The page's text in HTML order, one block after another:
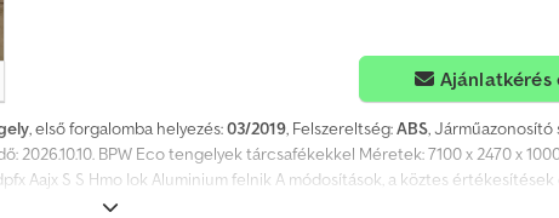
Ajánlatkérés
, első forgalomba helyezés:03/2019, Felszereltség:ABS, Járműazonosító
2026.10.10. BPW Eco tengelyek tárcsafékekkel Méretek: 7100 x 2470 x
Aajx S S Hmo Iok Aluminium felnik A módosítások, a köztes
garanciát a vásárlási jogi értelemben. A döntő érvényű a vásárlási